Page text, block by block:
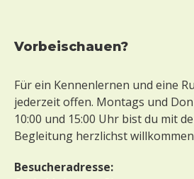
Vorbeischauen?
Für ein Kennenlernen und eine
jederzeit offen. Montags und
10:00 und 15:00 Uhr bist du mit
Begleitung herzlichst
Besucheradresse: